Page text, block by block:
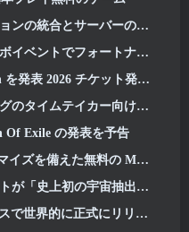
合とサーバーの統合を発表
トでフォートナイトに登場
表 2026 チケット発売日
向けにクローズドベータテストが発表
Of Exile の発表を予告
えた無料の MMORPG ゲーム
出アクションゲーム」Star Wrathを公開
的に正式にリリースされる